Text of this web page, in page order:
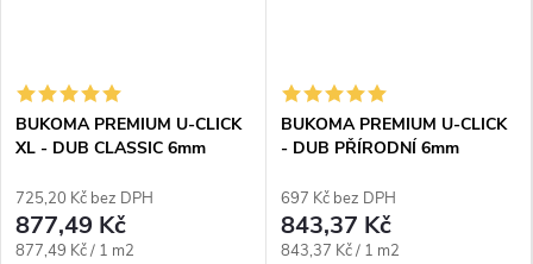
BUKOMA PREMIUM U-CLICK
XL - DUB CLASSIC 6mm
725,20 Kč bez DPH
877,49 Kč
Měrná cena:
877,49 Kč / 1 m2
BUKOMA PREMIUM U-CLICK
- DUB PŘÍRODNÍ 6mm
697 Kč bez DPH
843,37 Kč
Měrná cena:
843,37 Kč / 1 m2